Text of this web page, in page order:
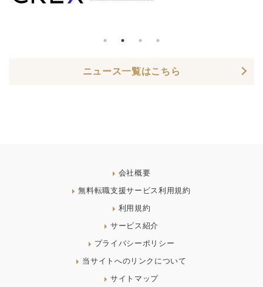
ニュース一覧はこちら
会社概要
無料転職支援サービス利用規約
利用規約
サービス紹介
プライバシーポリシー
当サイトへのリンクについて
サイトマップ